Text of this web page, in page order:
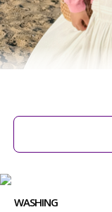
WASHING